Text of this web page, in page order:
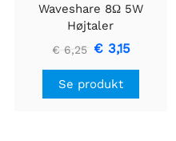
Waveshare 8Ω 5W
Højtaler
€ 6,25 € 3,15
Se produkt